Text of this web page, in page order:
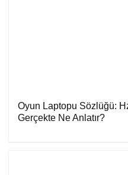
Oyun Laptopu Sözlüğü:
Gerçekte Ne Anlatır?